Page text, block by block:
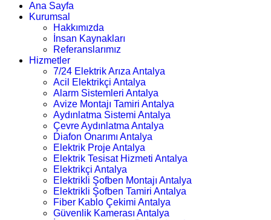
Ana Sayfa
Kurumsal
Hakkımızda
İnsan Kaynakları
Referanslarımız
Hizmetler
7/24 Elektrik Arıza Antalya
Acil Elektrikçi Antalya
Alarm Sistemleri Antalya
Avize Montajı Tamiri Antalya
Aydınlatma Sistemi Antalya
Çevre Aydınlatma Antalya
Diafon Onarımı Antalya
Elektrik Proje Antalya
Elektrik Tesisat Hizmeti Antalya
Elektrikçi Antalya
Elektrikli Şofben Montajı Antalya
Elektrikli Şofben Tamiri Antalya
Fiber Kablo Çekimi Antalya
Güvenlik Kamerası Antalya